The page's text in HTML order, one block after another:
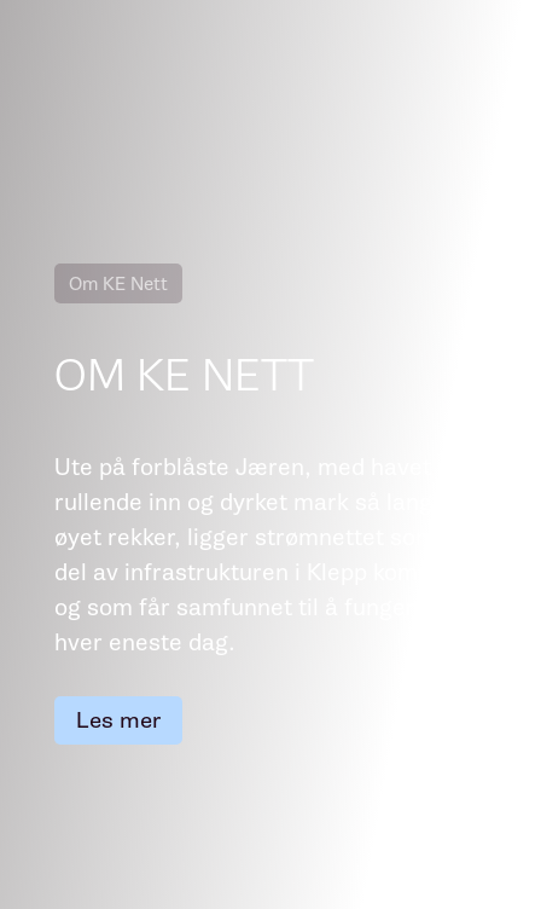
Om KE Nett
OM KE NETT
Ute på forblåste Jæren, med havet
rullende inn og dyrket mark så langt
øyet rekker, ligger strømnettet som en
del av infrastrukturen i Klepp kommune,
og som får samfunnet til å fungere,
hver eneste dag.
Les mer